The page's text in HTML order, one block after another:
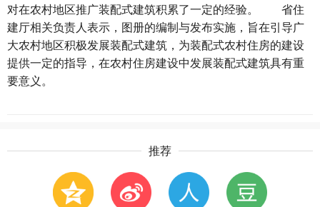
对在农村地区推广装配式建筑积累了一定的经验。 省住
建厅相关负责人表示，图册的编制与发布实施，旨在引导广
大农村地区积极发展装配式建筑，为装配式农村住房的建设
提供一定的指导，在农村住房建设中发展装配式建筑具有重
要意义。
推荐